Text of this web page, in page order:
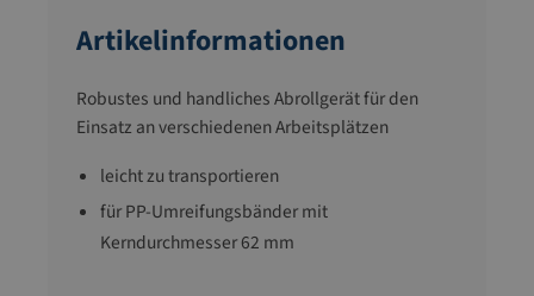
Artikelinformationen
Robustes und handliches Abrollgerät für den
Einsatz an verschiedenen Arbeitsplätzen
leicht zu transportieren
für PP-Umreifungsbänder mit
Kerndurchmesser 62 mm